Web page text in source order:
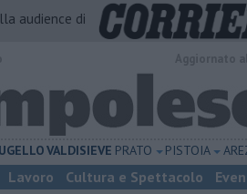
audience di
VALDISIEVE PRATO PISTOIA
Lavoro Cultura e Spettacolo